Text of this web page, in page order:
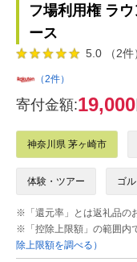
フ場利用権 ラ
ース
5.0 （2件
（2件）
寄付金額:19,000
神奈川県 茅ヶ崎市
体験・ツアー ゴ
※「還元率」とは返礼品の
※「控除上限額」の範囲内
除上限額を調べる）